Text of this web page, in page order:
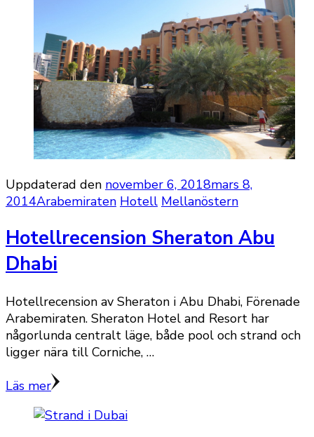
Uppdaterad den november 6, 2018mars 8,
2014Arabemiraten Hotell Mellanöstern
Hotellrecension Sheraton Abu
Dhabi
Hotellrecension av Sheraton i Abu Dhabi, Förenade
Arabemiraten. Sheraton Hotel and Resort har
någorlunda centralt läge, både pool och strand och
ligger nära till Corniche, …
Läs mer